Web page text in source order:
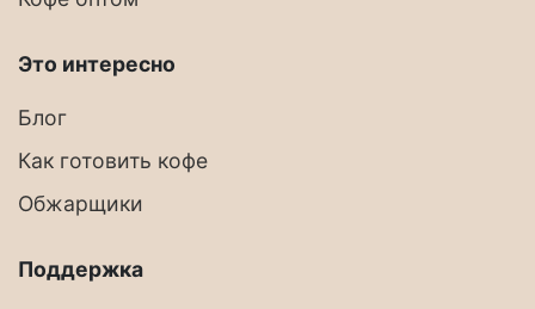
Это интересно
Блог
Как готовить кофе
Обжарщики
Поддержка